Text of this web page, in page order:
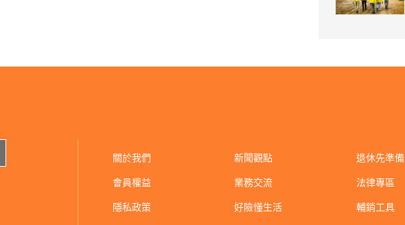
關於我們
會員權益
隱私政策
新聞觀點
業務交流
好險懂生活
退休先準備
法律專區
輔銷工具